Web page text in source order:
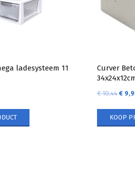
ladesysteem 11
Curver
€10,44 €
KOOP